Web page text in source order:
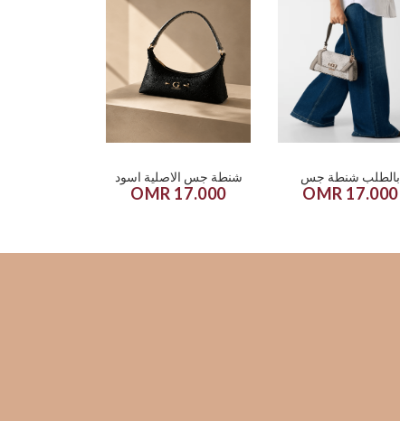
بالطلب شنطة جس
17.000 OMR
شنطة جس الاصلية اسود
17.000 OMR